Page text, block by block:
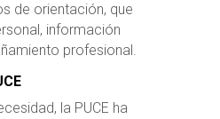
de orientación, que
información
profesional.
la PUCE ha